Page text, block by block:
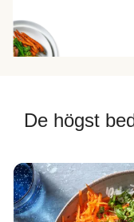
De högst